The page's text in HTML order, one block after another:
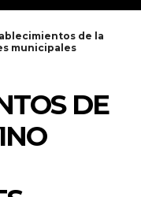
de la
municipales
DE